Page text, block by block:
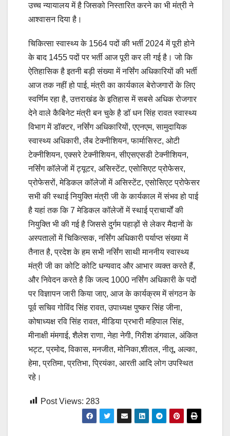
उच्च न्यायालय में है जिसको निस्तारित करने का भी मंत्री ने
आश्वासन दिया है।
चिकित्सा स्वास्थ्य के 1564 पदों की भर्ती 2024 में पूरी होने
के बाद 1455 पदों पर भर्ती आज पूरी कर ली गई है। जो कि
ऐतिहासिक है इतनी बड़ी संख्या में नर्सिंग अधिकारियों की भर्ती
आज तक नहीं हो पाई, मंत्री का कार्यकाल बेरोजगारों के लिए
स्वर्णिम रहा है, उत्तराखंड के इतिहास में सबसे अधिक रोजगार
देने वाले कैबिनेट मंत्री बन चुके है डॉ धन सिंह रावत स्वास्थ्य
विभाग में डॉक्टर, नर्सिंग अधिकारियों, एएनएम, सामुदायिक
स्वास्थ्य अधिकारी, लैब टेक्नीशियन, फार्मासिस्ट, ओटी
टेक्नीशियन, एक्सरे टेक्नीशियन, सीएसएसडी टेक्नीशियन,
नर्सिंग कॉलेजों में ट्यूटर, असिस्टेंट, एसोसिएट प्रोफेसर,
प्रोफेसरों, मेडिकल कॉलेजों में असिस्टेंट, एसोसिएट प्रोफेसर
सभी की स्थाई नियुक्ति मंत्री जी के कार्यकाल में संभव हो पाई
है यहां तक कि 7 मेडिकल कॉलेजों में स्थाई प्राचार्यों की
नियुक्ति भी की गई है जिससे दुर्गम पहाड़ों से लेकर मैदानों के
अस्पतालों में चिकित्सक, नर्सिंग अधिकारी पर्याप्त संख्या में
तैनात है, प्रदेश के हम सभी नर्सिंग साथी माननीय स्वास्थ्य
मंत्री जी का कोटि कोटि धन्यवाद और आभार व्यक्त करते हैं,
और निवेदन करते है कि जल्द 1000 नर्सिंग अधिकारी के पदों
पर विज्ञापन जारी किया जाए, आज के कार्यक्रम में संगठन के
पूर्व सचिव गोविंद सिंह रावत, उपाध्यक्ष पुष्कर सिंह जीना,
कोषाध्यक्ष रवि सिंह रावत, मीडिया प्रभारी महिपाल सिंह,
मीनाक्षी मंमगाई, शैलेश राणा, नेहा नेगी, गिरीश डंगवाल, अंकित
भट्ट, प्रमोद, विकास, मनजीत, मोनिका,शीतल, नीतू, अल्का,
हेमा, प्रतिमा, प्रतिभा, प्रियंका, आरती आदि लोग उपस्थित
रहे।
Post Views: 283